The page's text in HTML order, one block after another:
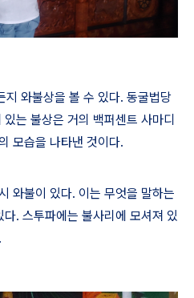
지 와불상을 볼 수 있다. 동굴법당
있는 불상은 거의 백퍼센트 사마디
모습을 나타낸 것이다.
와불이 있다. 이는 무엇을 말하는
다. 스투파에는 불사리에 모셔져 있
.